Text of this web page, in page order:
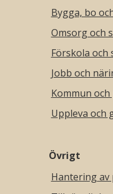
Bygga, bo
Omsorg och
Förskola och
Jobb och
Kommun
Uppleva och
Övrigt
Hantering